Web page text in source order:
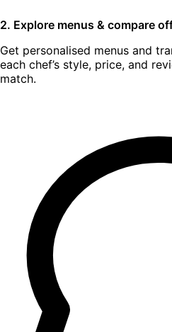
2. Explore menus & compare
Get personalised menus and
each chef’s style, price, and
match.